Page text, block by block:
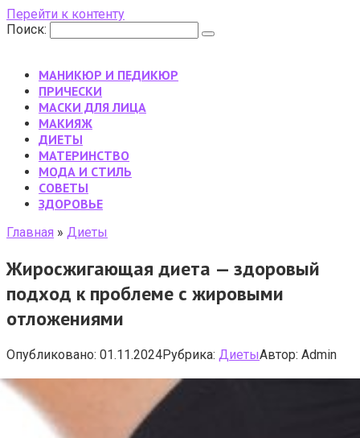
Перейти к контенту
Поиск:
МАНИКЮР И ПЕДИКЮР
ПРИЧЕСКИ
МАСКИ ДЛЯ ЛИЦА
МАКИЯЖ
ДИЕТЫ
МАТЕРИНСТВО
МОДА И СТИЛЬ
CОВЕТЫ
ЗДОРОВЬЕ
Главная » Диеты
Жиросжигающая диета — здоровый
подход к проблеме с жировыми
отложениями
Опубликовано: 01.11.2024Рубрика: ДиетыАвтор: Admin